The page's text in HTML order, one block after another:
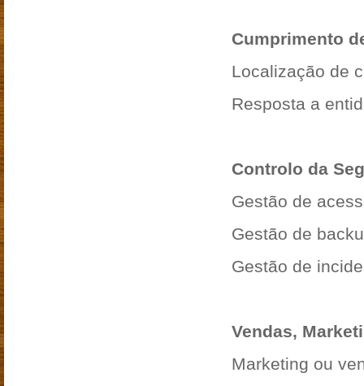
Cumprimento
Localização de
Resposta a
Controlo da
Gestão de
Gestão de
Gestão de
Vendas,
Marketing ou